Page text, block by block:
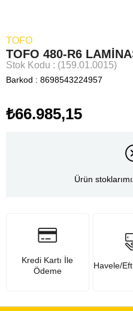
TOFO
TOFO 480-R6
Stok Kodu (159.01.0015)
Barkod : 8698543224957
₺66.985,15
Ürün
Kredi Kartı İle
Ödeme
Havele/